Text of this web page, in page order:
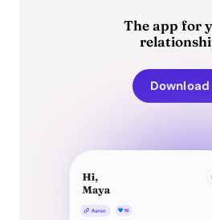
The app for
Download